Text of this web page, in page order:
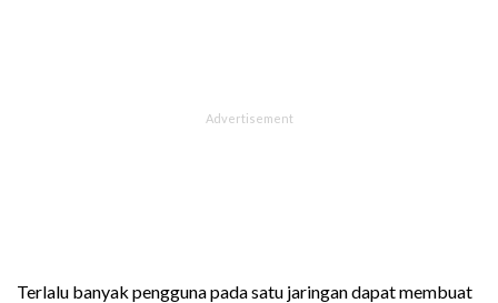
Terlalu banyak pengguna pada satu jaringan dapat membuat